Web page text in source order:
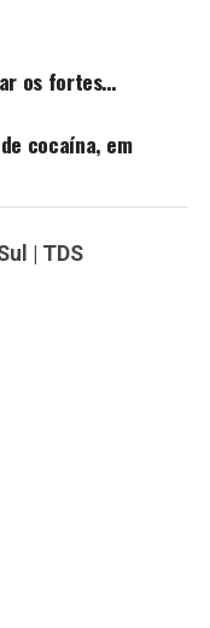
os fortes…
cocaína, em
| TDS